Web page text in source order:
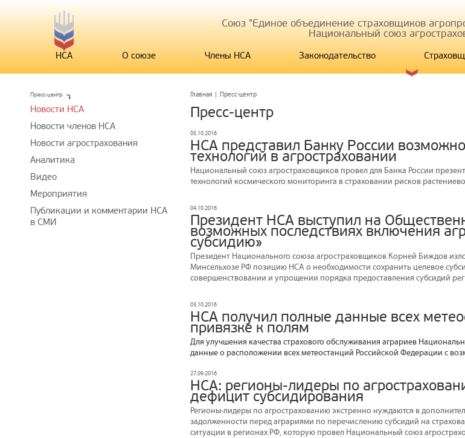
Союз "Единое объединение страховщиков
Национальный союз
НСА О союзе Члены НСА Законодательство
Главная | Пресс-центр
Пресс-центр
05.10.2016
НСА представил Банку России
технологий в агростраховании
Национальный союз агростраховщиков провел для Банка России
технологий космического мониторинга в страховании рисков
04.10.2016
Президент НСА выступил на
возможных последствиях включения
субсидию»
Президент Национального союза агростраховщиков Корней Биждов
Минсельхозе РФ позицию НСА о необходимости сохранить целевое
совершенствовании и упрощении порядка предоставления субсидий
03.10.2016
НСА получил полные данные всех
привязке к полям
Для улучшения качества страхового обслуживания аграриев
данные о расположении всех метеостанций Российской Федерации с
27.09.2016
НСА: регионы-лидеры по
дефицит субсидирования
Регионы-лидеры по агрострахованию экстренно нуждаются в
задолженности перед аграриями по перечислению субсидий на
ситуации в регионах РФ, которую провел Национальный союз
Пресс-центр
Новости НСА
Новости членов НСА
Новости агрострахования
Аналитика
Видео
Мероприятия
Публикации и комментарии НСА
в СМИ